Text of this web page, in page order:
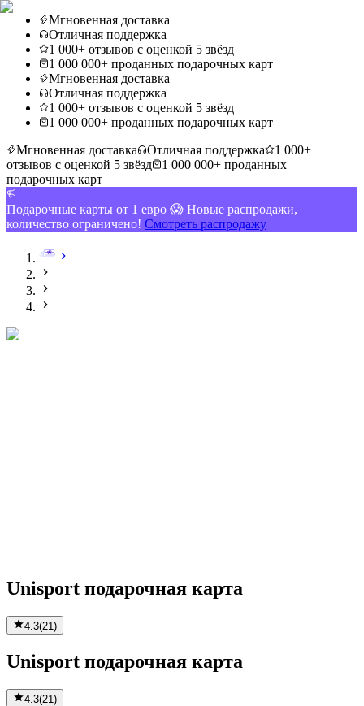
Мгновенная доставка
Отличная поддержка
1 000+ отзывов с оценкой 5 звёзд
1 000 000+ проданных подарочных карт
Мгновенная доставка
Отличная поддержка
1 000+ отзывов с оценкой 5 звёзд
1 000 000+ проданных подарочных карт
Мгновенная доставка
Отличная поддержка
1 000+
отзывов с оценкой 5 звёзд
1 000 000+ проданных
подарочных карт
Подарочные карты от 1 евро 😱 Новые распродажи,
количество ограничено! Смотреть распродажу
Unisport подарочная карта
4.3(21 )
Unisport подарочная карта
4.3(21)